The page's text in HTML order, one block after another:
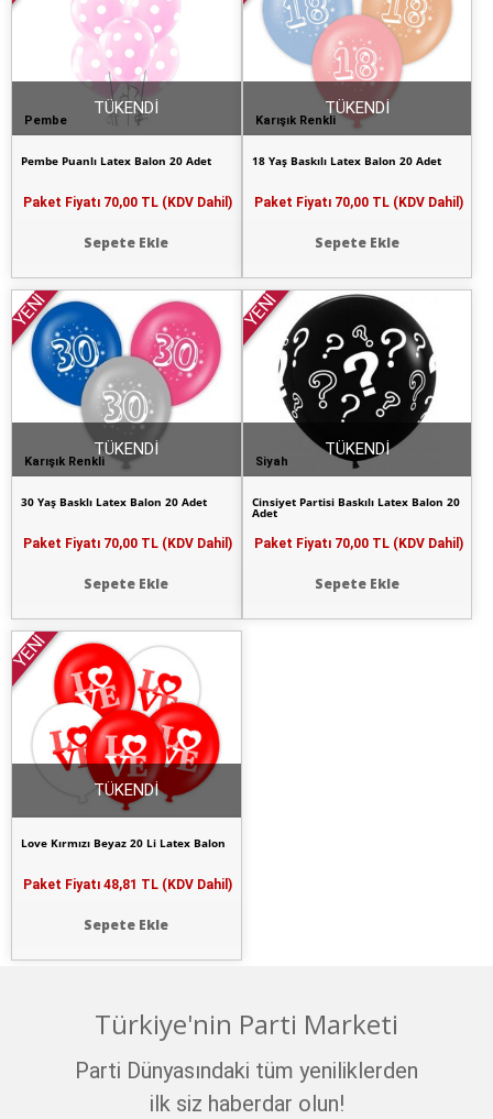
Pembe
Pembe Puanlı Latex Balon 20 Adet
Paket Fiyatı 70,00 TL (KDV Dahil)
Sepete Ekle
TÜKENDİ
Karışık Renkli
18 Yaş Baskılı Latex Balon 20 Adet
Paket Fiyatı 70,00 TL (KDV Dahil)
Sepete Ekle
TÜKENDİ
Karışık Renkli
YENİ
30 Yaş Basklı Latex Balon 20 Adet
Paket Fiyatı 70,00 TL (KDV Dahil)
Sepete Ekle
TÜKENDİ
Siyah
YENİ
Cinsiyet Partisi Baskılı Latex Balon 20
Adet
Paket Fiyatı 70,00 TL (KDV Dahil)
Sepete Ekle
TÜKENDİ
YENİ
Love Kırmızı Beyaz 20 Li Latex Balon
Paket Fiyatı 48,81 TL (KDV Dahil)
Sepete Ekle
TÜKENDİ
Türkiye'nin Parti Marketi
Parti Dünyasındaki tüm yeniliklerden
ilk siz haberdar olun!